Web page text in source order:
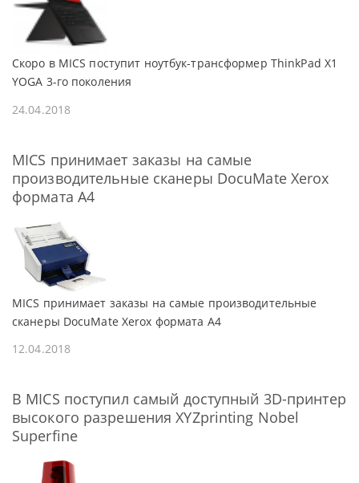
Скоро в MICS поступит ноутбук-трансформер ThinkPad X1
YOGA 3-го поколения
24.04.2018
MICS принимает заказы на самые
производительные сканеры DocuMate Xerox
формата А4
MICS принимает заказы на самые производительные
сканеры DocuMate Xerox формата А4
12.04.2018
В MICS поступил cамый доступный 3D-принтер
высокого разрешения XYZprinting Nobel
Superfine